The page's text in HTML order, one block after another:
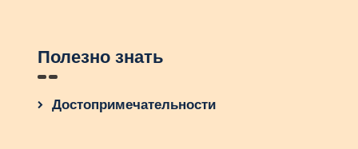
Полезно знать
Достопримечательности